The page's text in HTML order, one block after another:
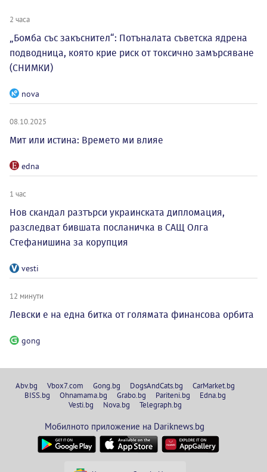
2 часа
„Бомба със закъснител“: Потъналата съветска ядрена
подводница, която крие риск от токсично замърсяване
(СНИМКИ)
nova
08.10.2025
Мит или истина: Времето ми влияе
edna
1 час
Нов скандал разтърси украинската дипломация,
разследват бившата посланичка в САЩ Олга
Стефанишина за корупция
vesti
12 минути
Левски е на една битка от голямата финансова орбита
gong
Abv.bg Vbox7.com Gong.bg DogsAndCats.bg
CarMarket.bg
BISS.bg
Ohnamama.bg Grabo.bg Pariteni.bg
Edna.bg
Vesti.bg
Nova.bg Telegraph.bg
Мобилното приложение на Dariknews.bg